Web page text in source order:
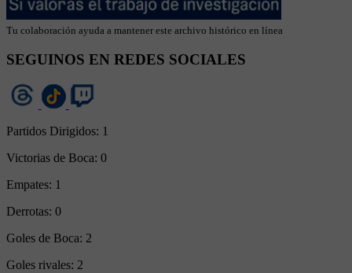
Tu colaboración ayuda a mantener este archivo histórico en línea
SEGUINOS EN REDES SOCIALES
Partidos Dirigidos: 1
Victorias de Boca: 0
Empates: 1
Derrotas: 0
Goles de Boca: 2
Goles rivales: 2